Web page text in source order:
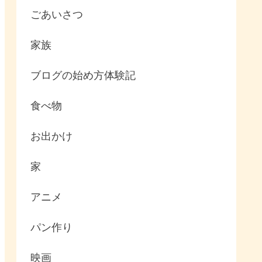
ごあいさつ
家族
ブログの始め方体験記
食べ物
お出かけ
家
アニメ
パン作り
映画